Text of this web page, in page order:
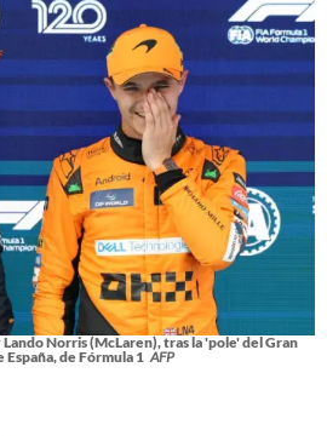
Norris (McLaren), tras la 'pole' del Gran
España, de Fórmula 1 AFP